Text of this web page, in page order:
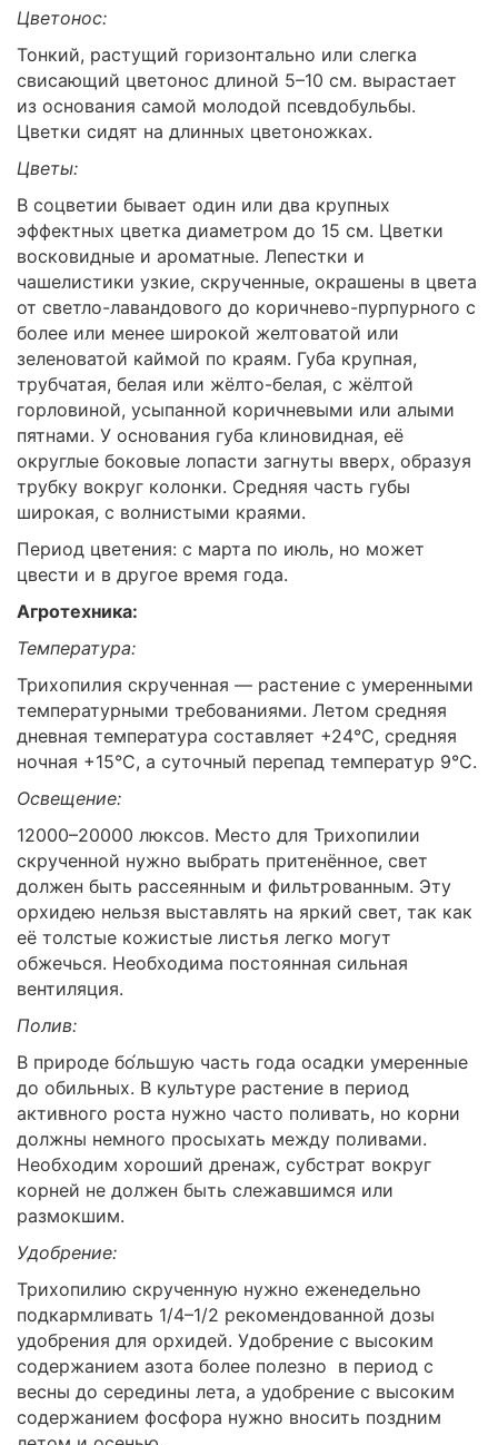
Цветонос:
Тонкий, растущий горизонтально или слегка
свисающий цветонос длиной 5–10 см. вырастает
из основания самой молодой псевдобульбы.
Цветки сидят на длинных цветоножках.
Цветы:
В соцветии бывает один или два крупных
эффектных цветка диаметром до 15 см. Цветки
восковидные и ароматные. Лепестки и
чашелистики узкие, скрученные, окрашены в цвета
от светло-лавандового до коричнево-пурпурного с
более или менее широкой желтоватой или
зеленоватой каймой по краям. Губа крупная,
трубчатая, белая или жёлто-белая, с жёлтой
горловиной, усыпанной коричневыми или алыми
пятнами. У основания губа клиновидная, её
округлые боковые лопасти загнуты вверх, образуя
трубку вокруг колонки. Средняя часть губы
широкая, с волнистыми краями.
Период цветения: с марта по июль, но может
цвести и в другое время года.
Агротехника:
Температура:
Трихопилия скрученная — растение с умеренными
температурными требованиями. Летом средняя
дневная температура составляет +24°C, средняя
ночная +15°C, а суточный перепад температур 9°C.
Освещение:
12000–20000 люксов. Место для Трихопилии
скрученной нужно выбрать притенённое, свет
должен быть рассеянным и фильтрованным. Эту
орхидею нельзя выставлять на яркий свет, так как
её толстые кожистые листья легко могут
обжечься. Необходима постоянная сильная
вентиляция.
Полив:
В природе бо́льшую часть года осадки умеренные
до обильных. В культуре растение в период
активного роста нужно часто поливать, но корни
должны немного просыхать между поливами.
Необходим хороший дренаж, субстрат вокруг
корней не должен быть слежавшимся или
размокшим.
Удобрение:
Трихопилию скрученную нужно еженедельно
подкармливать 1/4–1/2 рекомендованной дозы
удобрения для орхидей. Удобрение с высоким
содержанием азота более полезно в период с
весны до середины лета, а удобрение с высоким
содержанием фосфора нужно вносить поздним